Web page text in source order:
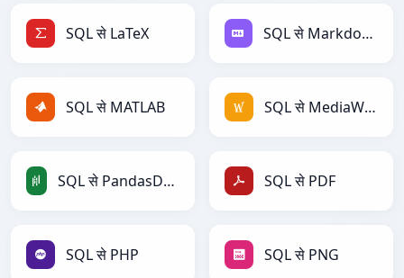
SQL से LaTeX SQL से Markdown
SQL से MATLAB SQL से MediaWiki
SQL से PandasDataFrame SQL से PDF
SQL से PHP SQL से PNG